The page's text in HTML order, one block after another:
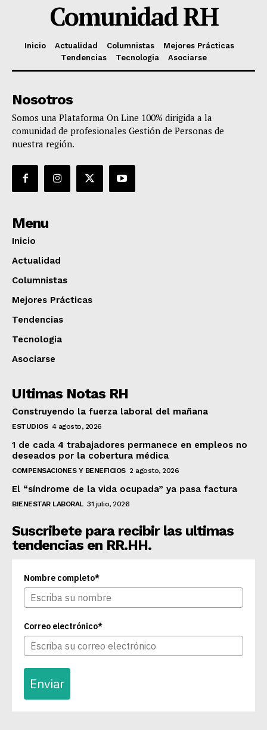
Comunidad RH
Inicio Actualidad Columnistas
Mejores Prácticas
Tendencias
Tecnologia Asociarse
Nosotros
Somos una Plataforma On Line 100% dirigida a la
comunidad de profesionales Gestión de Personas de
nuestra región.
Menu
Inicio
Actualidad
Columnistas
Mejores Prácticas
Tendencias
Tecnologia
Asociarse
UItimas Notas RH
Construyendo la fuerza laboral del mañana
ESTUDIOS 4 agosto, 2026
1 de cada 4 trabajadores permanece en empleos no
deseados por la cobertura médica
COMPENSACIONES Y BENEFICIOS 2 agosto, 2026
El “síndrome de la vida ocupada” ya pasa factura
BIENESTAR LABORAL 31 julio, 2026
Suscribete para recibir las ultimas
tendencias en RR.HH.
Nombre completo*
Correo electrónico*
Enviar